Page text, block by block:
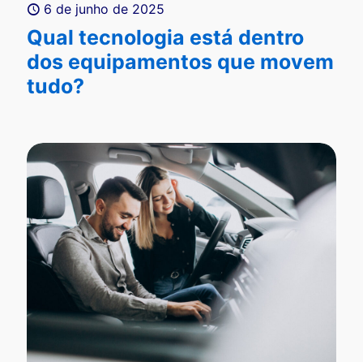
6 de junho de 2025
Qual tecnologia está dentro
dos equipamentos que movem
tudo?